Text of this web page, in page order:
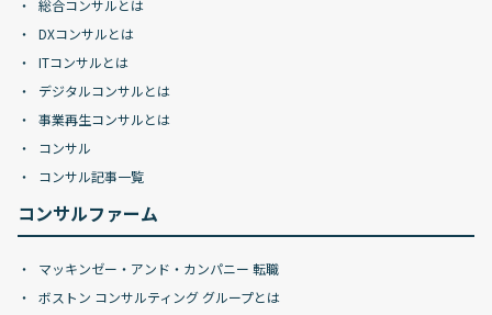
総合コンサルとは
DXコンサルとは
ITコンサルとは
デジタルコンサルとは
事業再生コンサルとは
コンサル
コンサル記事一覧
コンサルファーム
マッキンゼー・アンド・カンパニー 転職
ボストン コンサルティング グループとは